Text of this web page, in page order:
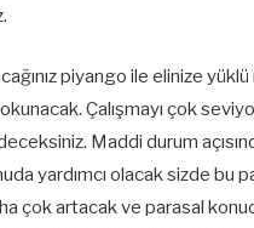
piyango ile elinize
Çalışmayı çok
Maddi durum
yardımcı olacak sizde bu
çok artacak ve parasal